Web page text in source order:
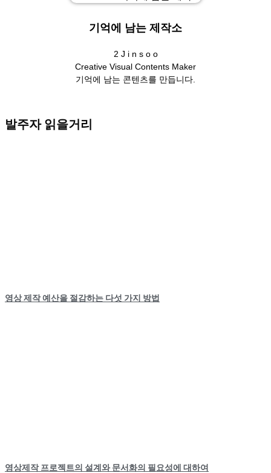
기억에 남는 제작소
2 J i n s o o
Creative Visual Contents Maker
기억에 남는 콘텐츠를 만듭니다.
발주자 읽을거리
영상 제작 예산을 절감하는 다섯 가지 방법
영상제작 프로젝트의 설계와 문서화의 필요성에 대하여